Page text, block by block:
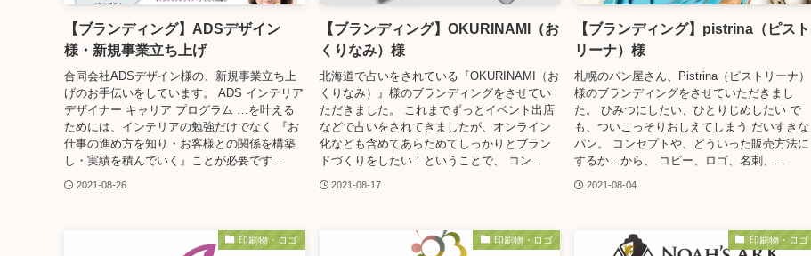
【ブランディング】ADSデザイン
様・新規事業立ち上げ
合同会社ADSデザイン様の、新規事業立ち上
げのお手伝いをしています。 ADS インテリア
デザイナー キャリア プログラム …を叶える
ためには、インテリアの勉強だけでなく 『お
仕事の進め方を知り・お客様との関係を構築
し・実績を積んでいく』ことが必要です...
2021-08-26
【ブランディング】OKURINAMI（お
くりなみ）様
北海道で占いをされている『OKURINAMI（お
くりなみ）』様のブランディングをさせてい
ただきました。 これまでずっとイベント出店
などで占いをされてきましたが、オンライン
化なども含めてあらためてしっかりとブラン
ドづくりをしたい！ということで、 コン...
2021-08-17
【ブランディング】pistrina（ピスト
リーナ）様
札幌のパン屋さん、Pistrina（ピストリーナ）
様のブランディングをさせていただきまし
た。 ひみつにしたい、ひとりじめしたい で
も、ついこっそりおしえてしまう だいすきな
パン。 コンセプトや、どういった販売方法に
するか…から、 コピー、ロゴ、名刺、...
2021-08-04
印刷物・ロゴ 印刷物・ロゴ 印刷物・ロゴ